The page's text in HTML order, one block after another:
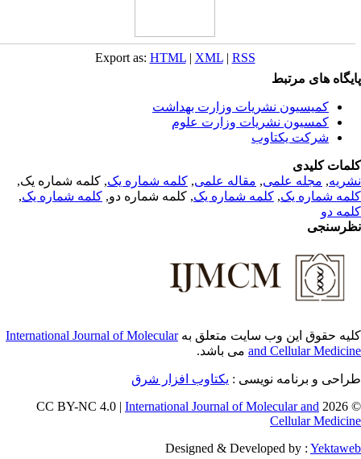
Export as:HTML |XML|RSS
های مرتبط
کمیسیون نشریات وزارت بهداشت
کمسیون نشریات وزارت علوم
شرکت یکتاوب
کلیدی
,مجله علمی, مقاله علمی, کلمه شماره یک, کلمه شماره یک,
شماره یک,کلمه شماره یک, کلمه شماره دو,کلمه شماره یک,
دو
حقوق این وب سایت متعلق بهInternational Journal of Molecular
and Cellularمی باشد.
و برنامه نویسی : یکتاوب افزار شرق
©
International Journal of Molecular and
Cellular
Designed & Developed by :